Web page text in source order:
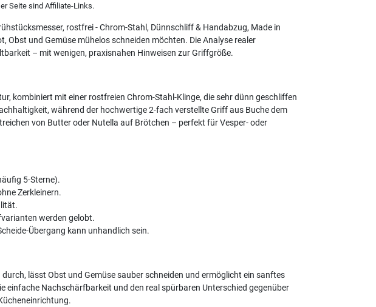
Seite sind Affiliate-Links.
rostfrei - Chrom-Stahl, Dünnschliff & Handabzug, Made in
und Gemüse mühelos schneiden möchten. Die Analyse realer
– mit wenigen, praxisnahen Hinweisen zur Griffgröße.
kombiniert mit einer rostfreien Chrom-Stahl-Klinge, die sehr dünn geschliffen
während der hochwertige 2-fach verstellte Griff aus Buche dem
von Butter oder Nutella auf Brötchen – perfekt für Vesper- oder
5-Sterne).
Zerkleinern.
werden gelobt.
Übergang kann unhandlich sein.
lässt Obst und Gemüse sauber schneiden und ermöglicht ein sanftes
einfache Nachschärfbarkeit und den real spürbaren Unterschied gegenüber